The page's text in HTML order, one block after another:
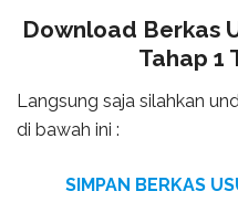
Download Berkas
Tahap 1
Langsung saja silahkan
di bawah ini :
SIMPAN BERKAS